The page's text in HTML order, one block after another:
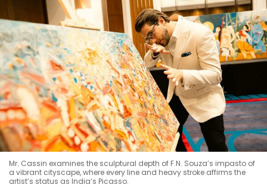
Mr. Cassin examines the sculptural depth of F.N. Souza’s impasto of
a vibrant cityscape, where every line and heavy stroke affirms the
artist’s status as India’s Picasso.